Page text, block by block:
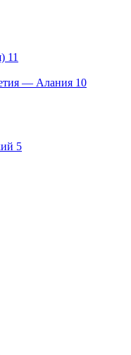
11
— Алания 10
5